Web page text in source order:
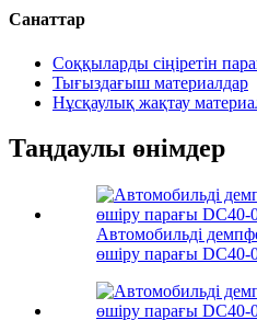
Санаттар
Соққыларды сіңіретін
Тығыздағыш материалдар
Нұсқаулық жақтау
Таңдаулы өнімдер
Автомобильді
өшіру парағы DC40-